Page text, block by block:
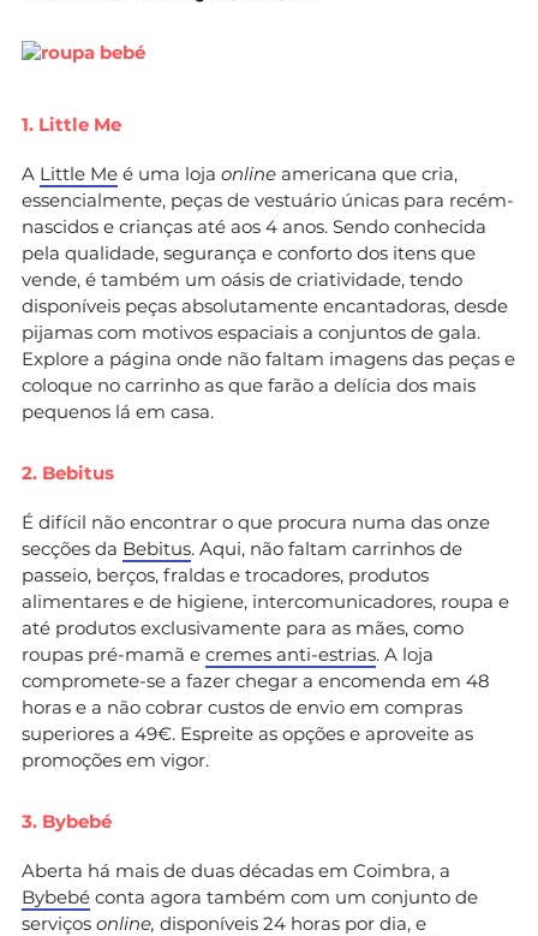
1. Little Me
A Little Me é uma loja online americana que cria,
essencialmente, peças de vestuário únicas para recém-
nascidos e crianças até aos 4 anos. Sendo conhecida
pela qualidade, segurança e conforto dos itens que
vende, é também um oásis de criatividade, tendo
disponíveis peças absolutamente encantadoras, desde
pijamas com motivos espaciais a conjuntos de gala.
Explore a página onde não faltam imagens das peças e
coloque no carrinho as que farão a delícia dos mais
pequenos lá em casa.
2. Bebitus
É difícil não encontrar o que procura numa das onze
secções da Bebitus. Aqui, não faltam carrinhos de
passeio, berços, fraldas e trocadores, produtos
alimentares e de higiene, intercomunicadores, roupa e
até produtos exclusivamente para as mães, como
roupas pré-mamã e cremes anti-estrias. A loja
compromete-se a fazer chegar a encomenda em 48
horas e a não cobrar custos de envio em compras
superiores a 49€. Espreite as opções e aproveite as
promoções em vigor.
3. Bybebé
Aberta há mais de duas décadas em Coimbra, a
Bybebé conta agora também com um conjunto de
serviços online, disponíveis 24 horas por dia, e